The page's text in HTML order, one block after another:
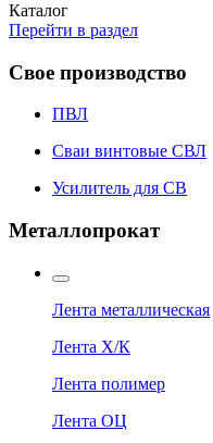
Каталог
Перейти в раздел
Свое производство
ПВЛ
Сваи винтовые СВЛ
Усилитель для СВ
Металлопрокат
Лента металлическая
Лента Х/К
Лента полимер
Лента ОЦ